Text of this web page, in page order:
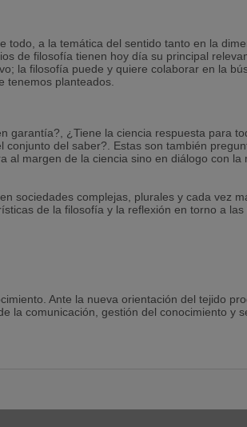
todo, a la temática del sentido tanto en la
de filosofía tienen hoy día su principal
la filosofía puede y quiere colaborar en la
tenemos planteados.
garantía?, ¿Tiene la ciencia respuesta para
conjunto del saber?. Estas son también
al margen de la ciencia sino en diálogo con
sociedades complejas, plurales y cada vez
de la filosofía y la reflexión en torno a
Ante la nueva orientación del tejido
la comunicación, gestión del conocimiento y
práctica la formación filosófica UD tiene
laboral y a las nuevas tecnologías de la